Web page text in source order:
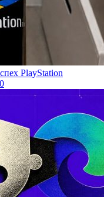
PlayStation